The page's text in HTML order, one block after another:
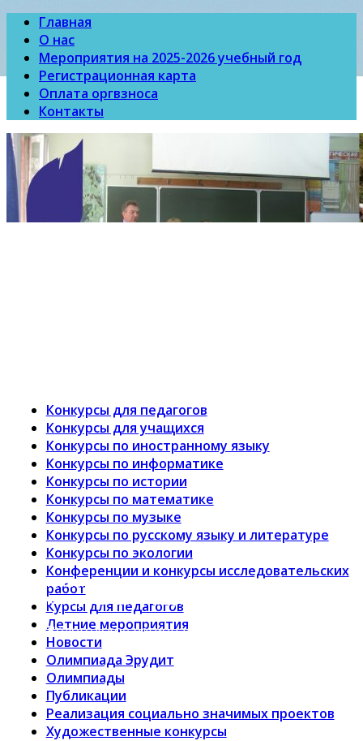
Главная
О нас
Мероприятия на 2025-2026 учебный год
Регистрационная карта
Оплата оргвзноса
Контакты
Малая академия наук “Интеллект будущего” —
конкурсы для учащихся и педагогов
Вологодское региональное отделение
Конкурсы для педагогов
Конкурсы для учащихся
Конкурсы по иностранному языку
Конкурсы по информатике
Конкурсы по истории
Конкурсы по математике
Конкурсы по музыке
Конкурсы по русскому языку и литературе
Конкурсы по экологии
Конференции и конкурсы исследовательских
работ
Курсы для педагогов
Летние мероприятия
Новости
Олимпиада Эрудит
Олимпиады
Публикации
Реализация социально значимых проектов
Художественные конкурсы